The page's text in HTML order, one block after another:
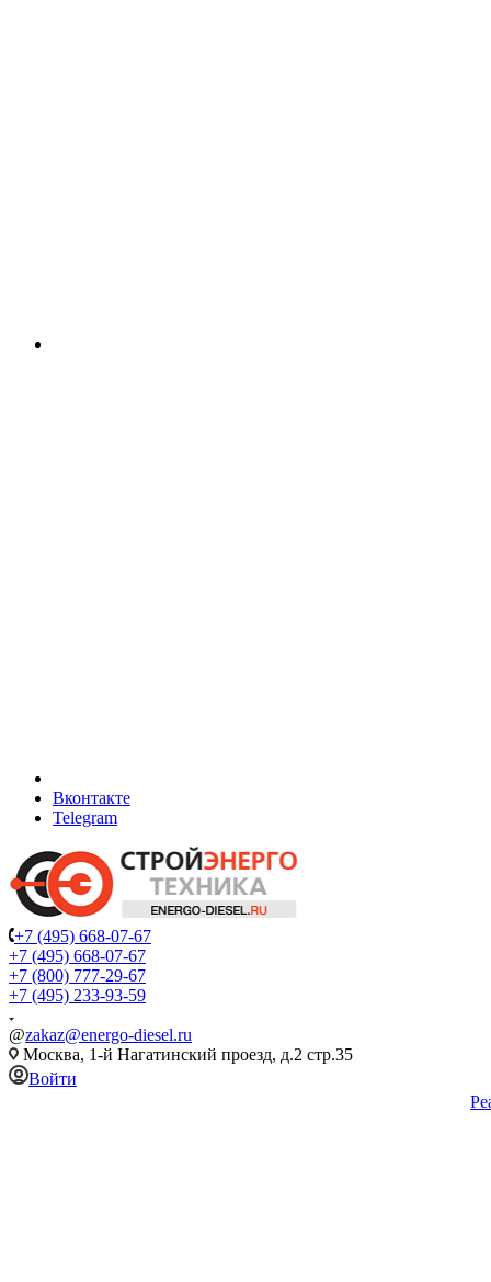
Вконтакте
Telegram
+7 (495) 668-07-67
+7 (495) 668-07-67
+7 (800) 777-29-67
+7 (495) 233-93-59
@zakaz@energo-diesel.ru
Москва, 1-й Нагатинский проезд, д.2 стр.35
Войти